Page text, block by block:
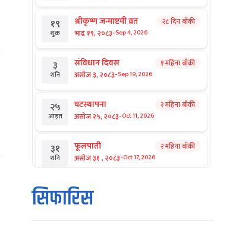
१९
शुक्र
श्रीकृष्ण जन्माष्टमी व्रत
भाद्र १९, २०८३-Sep 4, 2026
२८ दिन बाँकी
३
शनि
संविधान दिवस
असोज ३, २०८३-Sep 19, 2026
१ महिना बाँकी
२५
आइत
घटस्थापना
असोज २५, २०८३-Oct 11, 2026
२ महिना बाँकी
३१
शनि
फूलपाती
असोज ३१ , २०८३-Oct 17, 2026
२ महिना बाँकी
१
आइत
कार्तिक सङ्क्रान्ति
कार्तिक १, २०८३
सिफारिस